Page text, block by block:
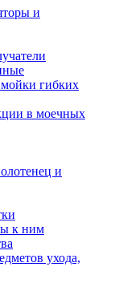
и
гибких
в моечных
и
к ним
ухода,